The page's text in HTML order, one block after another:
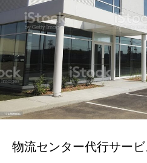
物流センター代行サー